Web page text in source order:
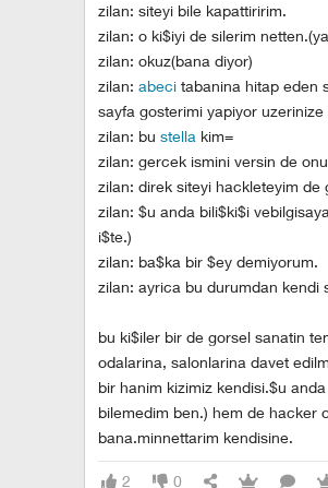
zilan: siteyi bile kapattiririm.
zilan: o ki$iyi de silerim
zilan: okuz(bana diyor)
zilan: abeci tabanina hitap eden
sayfa gosterimi yapiyor uzerinize
zilan: bu stella kim=
zilan: gercek ismini versin de
zilan: direk siteyi hackleteyim de
zilan: $u anda bili$ki$i
i$te.)
zilan: ba$ka bir $ey demiyorum.
zilan: ayrica bu durumdan kendi
bu ki$iler bir de gorsel sanatin
odalarina, salonlarina davet
bir hanim kizimiz kendisi.$u
bilemedim ben.) hem de hacker
bana.minnettarim kendisine.
2 0